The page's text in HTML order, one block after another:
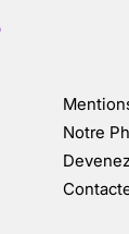
DES
Notre